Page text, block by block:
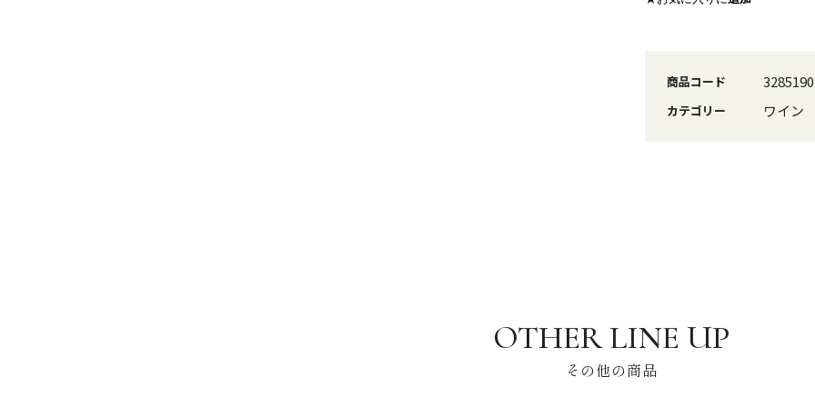
商品コード 3285190
カテゴリー ワイン
その他の商品